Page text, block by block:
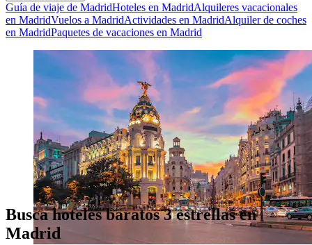
Guía de viaje de MadridHoteles en MadridAlquileres vacacionales
en MadridVuelos a MadridActividades en MadridAlquiler de coches
en MadridPaquetes de vacaciones en Madrid
Busca hoteles baratos 3 estrellas en
Madrid